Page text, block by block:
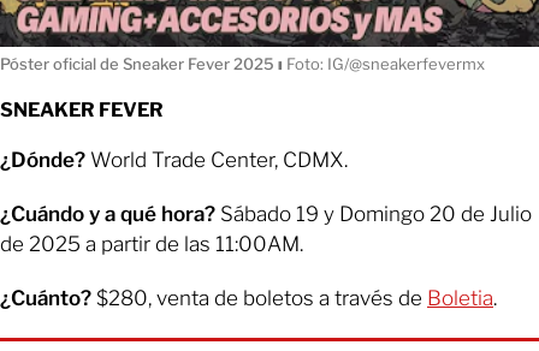
Póster oficial de Sneaker Fever 2025 ı Foto: IG/@sneakerfevermx
SNEAKER FEVER
¿Dónde? World Trade Center, CDMX.
¿Cuándo y a qué hora? Sábado 19 y Domingo 20 de Julio
de 2025 a partir de las 11:00AM.
¿Cuánto? $280, venta de boletos a través de Boletia.